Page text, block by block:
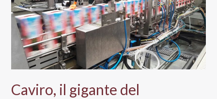
Caviro, il gigante del